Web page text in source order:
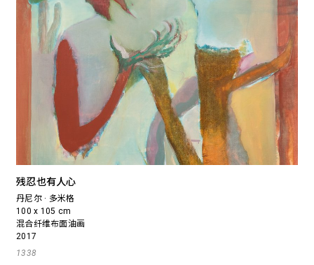
残忍也有人心
丹尼尔 · 多米格
100 x 105 cm
混合纤维布面油画
2017
1338